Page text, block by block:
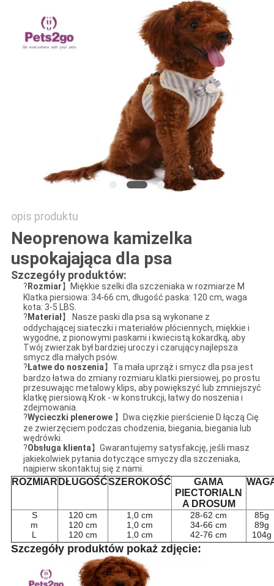
PRIVACY
POLICY
opis produktu
Neoprenowa kamizelka
uspokajająca dla psa
Szczegóły produktów:
? Rozmiar】Miękkie szelki dla szczeniaka w rozmiarze M
Klatka piersiowa: 34-66 cm, długość paska: 120 cm, waga
kota: 3-5 LBS.
? Materiał】 Nasze paski dla psa są wykonane z
oddychającej siateczki i materiałów płóciennych, miękkie i
wygodne, z pionowymi paskami i kwiecistą kokardką, aby
Twój zwierzak był bardziej uroczy i czarujący.najlepsza
smycz dla małych psów.
?Łatwe do noszenia】Ta mała uprząż i smycz dla psa jest
bardzo łatwa do zmiany rozmiaru klatki piersiowej, po prostu
przesuwając metalowy klips, aby powiększyć lub zmniejszyć
klatkę piersiową.Krok - w konstrukcji, łatwy do noszenia i
zdejmowania.
?Wycieczki plenerowe 】Dwa ciężkie pierścienie D łączą Cię
ze zwierzęciem podczas chodzenia, biegania, biegania lub
wędrówki.
?Obsługa klienta】Gwarantujemy satysfakcję, jeśli masz
jakiekolwiek pytania dotyczące smyczy dla szczeniaka,
najpierw skontaktuj się z nami.
ROZMIAR DŁUGOŚĆSZEROKOŚĆ
GAMA
PIECTORIALN
A DROSUM
S
m
L
120 cm
120 cm
120 cm
1,0 cm
1,0 cm
1,0 cm
28-62 cm
34-66 cm
42-76 cm
85g
89g
104g
Szczegóły produktów pokaż zdjęcie: